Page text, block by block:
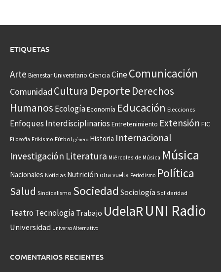
ETIQUETAS
Arte Bienestar Universitario Ciencia CineComunicación
Comunidad Cultura Deporte Derechos
Humanos EcologíaEconomía Educación Elecciones
Enfoques Interdisciplinarios Entretenimiento Extensión FIC
Filosofía Frikismo Fútbol género Historia Internacional
Investigación Literatura Miércoles de Música Música
Nacionales Noticias Nutrición otra vuelta Periodismo Política
Salud Sindicalismo Sociedad Sociología Solidaridad
Teatro Tecnología Trabajo UdelaR UNI Radio
Universidad Universo Alternativo
COMENTARIOS RECIENTES